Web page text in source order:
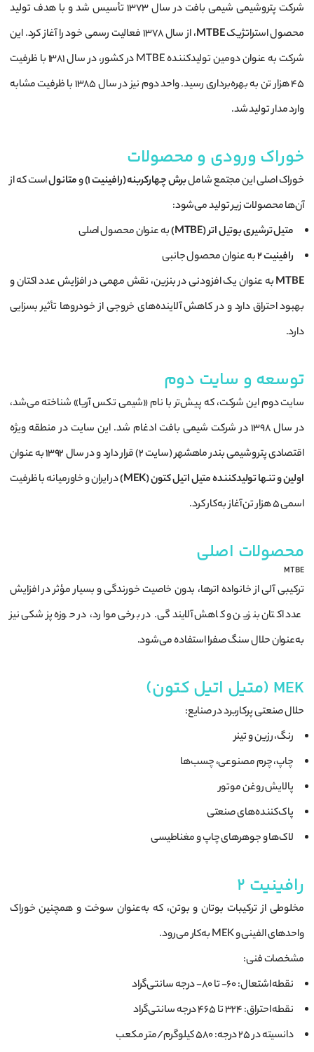
شرکت پتروشیمی شیمی بافت در سال ۱۳۷۳ تأسیس شد و با هدف تولید
محصول استراتژیکMTBE
، از سال ۱۳۷۸ فعالیت رسمی خود را آغاز کرد. این
شرکت به عنوان دومین تولیدکننده MTBE در کشور، در سال ۱۳۸۱ با ظرفیت
۴۵ هزار تن به بهره‌برداری رسید. واحد دوم نیز در سال ۱۳۸۵ با ظرفیت مشابه
وارد مدار تولید شد.
خوراک ورودی و محصولات
خوراک اصلی این مجتمع شاملبرش چهارکربنه (رافینیت ۱) ومتانولاست که از
آن‌ها محصولات زیر تولید می‌شود:
متیل ترشیری بوتیل اتر (MTBE)
به عنوان محصول اصلی
رافینیت ۲ به عنوان محصول جانبی
MTBEبه عنوان یک افزودنی در بنزین، نقش مهمی در افزایش عدد اکتان و
بهبود احتراق دارد و در کاهش آلاینده‌های خروجی از خودروها تأثیر بسزایی
دارد.
توسعه و سایت دوم
سایت دوم این شرکت، که پیش‌تر با نام «شیمی تکس آریا» شناخته می‌شد،
در سال ۱۳۹۸ در شرکت شیمی بافت ادغام شد. این سایت در منطقه ویژه
اقتصادی پتروشیمی بندر ماهشهر (سایت ۲) قرار دارد و در سال ۱۳۹۲ به عنوان
اولین و تنها تولیدکننده متیل اتیل کتون (MEK)
در ایران و خاورمیانه با ظرفیت
اسمی ۵ هزار تن آغاز به‌کار کرد.
محصولات اصلی
MTBE
ترکیبی آلی از خانواده اترها، بدون خاصیت خورندگی و بسیار مؤثر در افزایش
عدد اکتان بنزین و کاهش آلایندگی. در برخی موارد، در حوزه پزشکی نیز
به‌عنوان حلال سنگ صفرا استفاده می‌شود.
MEK (متیل اتیل کتون)
حلال صنعتی پرکاربرد در صنایع:
رنگ، رزین و تینر
چاپ، چرم مصنوعی، چسب‌ها
پالایش روغن موتور
پاک‌کننده‌های صنعتی
لاک‌ها و جوهرهای چاپ و مغناطیسی
رافینیت ۲
مخلوطی از ترکیبات بوتان و بوتن، که به‌عنوان سوخت و همچنین خوراک
واحدهای الفینی و MEK به‌کار می‌رود.
مشخصات فنی:
نقطه اشتعال: ۶۰- تا ۸۰- درجه سانتی‌گراد
نقطه احتراق: ۳۲۴ تا ۴۶۵ درجه سانتی‌گراد
دانسیته در ۲۵ درجه: ۵۸۰ کیلوگرم/متر مکعب